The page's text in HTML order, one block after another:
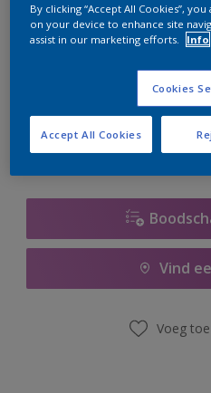
te bestellen. Houd de
er hard aan om de voorraad
Vind
Voeg
By clicking “Accept All Cookies”,
on your device to enhance site
assist in our marketing efforts.
Info
Cookies
Accept All Cookies